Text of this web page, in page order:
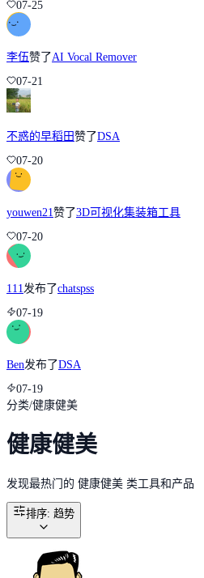
07-25
李伍赞了AI Vocal Remover
07-21
不惑的早稻田赞了DSA
07-20
youwen21赞了3D可视化集装箱工具
07-20
111 发布了chatspss
07-19
Ben发布了DSA
07-19
分类/健康健美
健康健美
发现最热门的 健康健美 类工具和产品
排序: 趋势